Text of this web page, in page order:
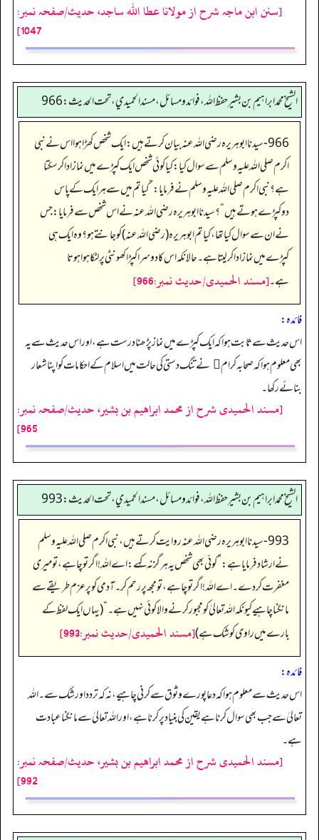
[سنن ابن ماجہ شرح از مولانا عطا الله ساجد، حدیث/صفحہ نمبر:
1047]
الشيخ محمد ابراهيم بن بشير حفظ الله، فوائد و مسائل، مسند الحميدي، تحت الحديث:966
966- سیدنا ابوہریرہ رضی اللہ عنہ بیان کرتے ہیں: ایک شخص کھڑا ہوا اس نے نبی
اکرم صلی اللہ علیہ وسلم سے سوال کیا: کیا کوئی شخص ایک کپڑے میں نماز ادا کرسکتا
ہے؟ نبی اکرم صلی اللہ علیہ وسلم نے فرمایا:”کیا تم میں سے ہر ایک کے پاس
دوکپڑے ہوتے ہیں“؟ سیدنا ابوہریرہ رضی اللہ عنہ نے اس شخص سے فرمایا: جس
نے ان سے سوال کیا تھا، کیا تم ابوہریرہ (رضی اللہ عنہ)کو جانتے ہو؟ وہ ایک ہی
کپڑے میں نماز ادا کرلیتا ہے۔ حالانکہ اس کا دوسرا کپڑا کھونٹی پر لٹکا ہوا ہوتا
ہے۔[مسند الحمیدی/حدیث نمبر:966]
فائدہ:
اس حدیث سے ثابت ہوا کہ ایک کپڑے میں نماز پڑھنا درست ہے، اور اس حدیث سے یہ
بھی معلوم ہوا کہ صحابہ کرام ﷡ نے تنگ دستی کی حالت میں اسلام کے احکامات کو اپنا شعار
بنائے رکھا۔
[مسند الحمیدی شرح از محمد ابراهيم بن بشير، حدیث/صفحہ نمبر:
965]
الشيخ محمد ابراهيم بن بشير حفظ الله، فوائد و مسائل، مسند الحميدي، تحت الحديث:993
993- سیدنا ابوہریرہ رضی اللہ عنہ روایت کرتے ہیں، نبی اکرم صلی اللہ علیہ وسلم
نے ارشاد فرمایا ہے:”کوئی بھی شخص یہ ہر گز نہ کہے: اے اللہ! اگر تو چاہے، تو میری
مغفرت کردے۔ اے اللہ! اگر تو چاہے، تو مجھ پر رحم کر۔ آدمی کو پر عزم طریقے سے
مانگنا چاہیے کیونکہ اللہ تعالیٰ کو مجبور کرنے والا کوئی نہیں ہے۔‏‏‏‏“(یہاں ایک لفظ کے
بارے میں راوی کو شک ہے)[مسند الحمیدی/حدیث نمبر:993]
فائدہ:
اس حدیث سے معلوم ہوا کہ دعا پورے وثوق سے کرنی چاہیے، نہ کہ تردد اور شک سے۔ اللہ
تعالیٰ سے جب بھی سوال کرنا ہے یقین کی بنیاد پر کرنا ہے، اور اللہ تعالیٰ سے مانگنا عبادت
ہے۔
[مسند الحمیدی شرح از محمد ابراهيم بن بشير، حدیث/صفحہ نمبر:
992]